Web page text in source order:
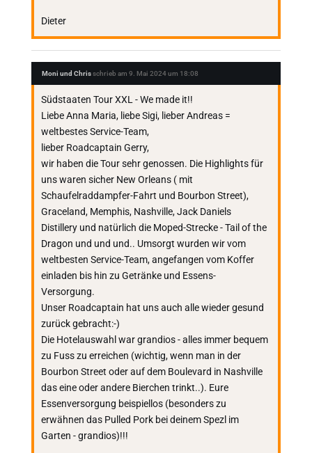
Dieter
Moni und Chrisschrieb am 9. Mai 2024 um 18:08
Südstaaten Tour XXL - We made it!!
Liebe Anna Maria, liebe Sigi, lieber Andreas =
weltbestes Service-Team,
lieber Roadcaptain Gerry,
wir haben die Tour sehr genossen. Die Highlights für
uns waren sicher New Orleans ( mit
Schaufelraddampfer-Fahrt und Bourbon Street),
Graceland, Memphis, Nashville, Jack Daniels
Distillery und natürlich die Moped-Strecke - Tail of the
Dragon und und und.. Umsorgt wurden wir vom
weltbesten Service-Team, angefangen vom Koffer
einladen bis hin zu Getränke und Essens-
Versorgung.
Unser Roadcaptain hat uns auch alle wieder gesund
zurück gebracht:-)
Die Hotelauswahl war grandios - alles immer bequem
zu Fuss zu erreichen (wichtig, wenn man in der
Bourbon Street oder auf dem Boulevard in Nashville
das eine oder andere Bierchen trinkt..). Eure
Essenversorgung beispiellos (besonders zu
erwähnen das Pulled Pork bei deinem Spezl im
Garten - grandios)!!!